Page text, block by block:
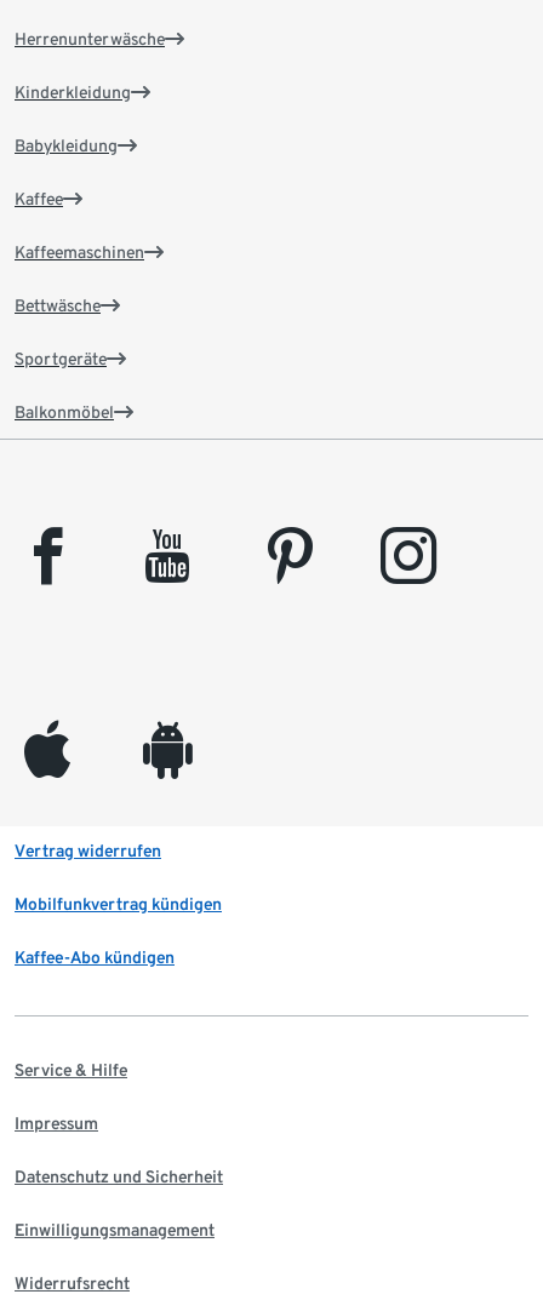
Herrenunterwäsche
Kinderkleidung
Babykleidung
Kaffee
Kaffeemaschinen
Bettwäsche
Sportgeräte
Balkonmöbel
facebook youtube pinterest instagram
appleinc android
Vertrag widerrufen
Mobilfunkvertrag kündigen
Kaffee-Abo kündigen
Service & Hilfe
Impressum
Datenschutz und Sicherheit
Einwilligungsmanagement
Widerrufsrecht